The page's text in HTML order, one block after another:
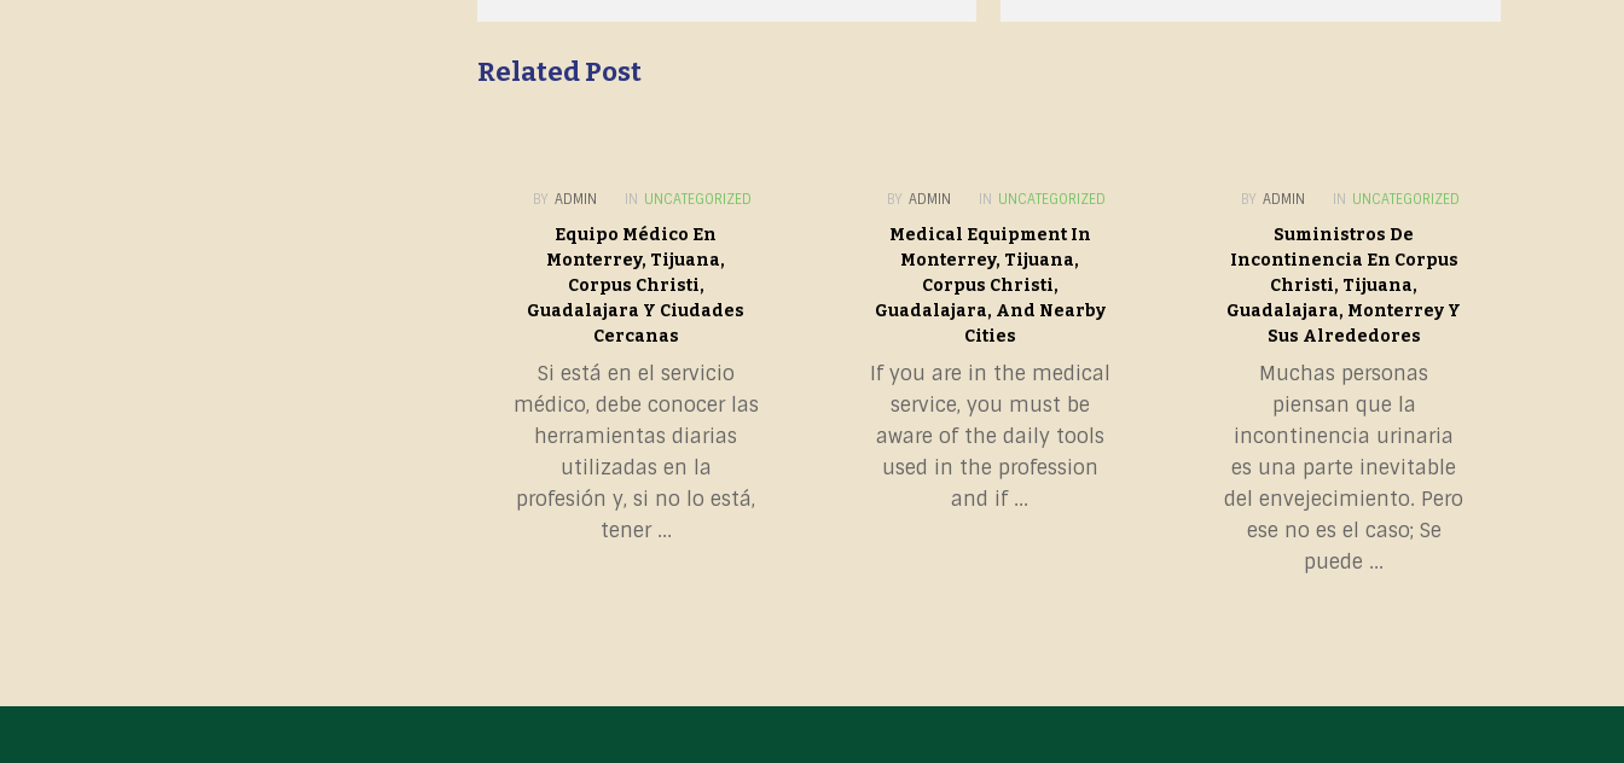
Related Post
BY ADMIN IN UNCATEGORIZED
Equipo Médico En
Monterrey, Tijuana,
Corpus Christi,
Guadalajara Y Ciudades
Cercanas
Si está en el servicio
médico, debe conocer las
herramientas diarias
utilizadas en la
profesión y, si no lo está,
tener ...
BY ADMIN IN UNCATEGORIZED
Medical Equipment In
Monterrey, Tijuana,
Corpus Christi,
Guadalajara, And Nearby
Cities
If you are in the medical
service, you must be
aware of the daily tools
used in the profession
and if ...
BY ADMIN IN UNCATEGORIZED
Suministros De
Incontinencia En Corpus
Christi, Tijuana,
Guadalajara, Monterrey Y
Sus Alrededores
Muchas personas
piensan que la
incontinencia urinaria
es una parte inevitable
del envejecimiento. Pero
ese no es el caso; Se
puede ...